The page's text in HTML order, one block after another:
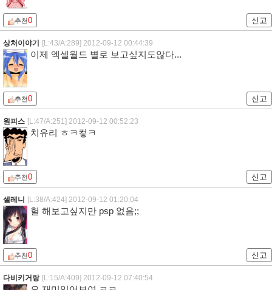
추천0 신고
상처이야기 [L:43/A:289] 2012-09-12 00:44:39
이제 엑셀월드 별로 보고싶지도않다...
추천0 신고
원피스 [L:47/A:251] 2012-09-12 00:52:23
치유리 ㅎㅋ컿ㅋ
추천0 신고
셀레니 [L:38/A:424] 2012-09-12 01:20:04
헐 해보고싶지만 psp 없음;;
추천0 신고
다비키거랑 [L:15/A:409] 2012-09-12 07:40:54